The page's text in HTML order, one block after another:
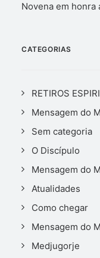
Novena em honra
CATEGORIAS
RETIROS
Mensagem do
Sem categoria
O Discípulo
Mensagem do
Atualidades
Como chegar
Mensagem do
Medjugorje